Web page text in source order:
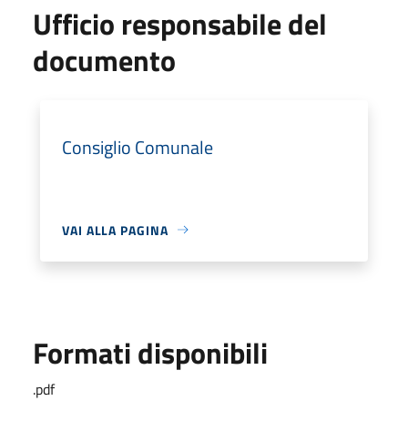
Ufficio responsabile del
documento
Consiglio Comunale
VAI ALLA PAGINA
Formati disponibili
.pdf